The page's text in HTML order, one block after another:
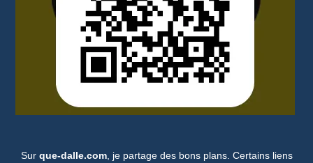
Sur que-dalle.com, je partage des bons plans. Certains liens